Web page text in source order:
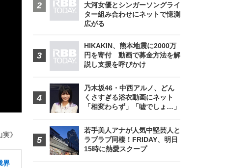
実》
界
大河女優とシンガーソングライ
ター組み合わせにネットで憶測
広がる
HIKAKIN、熊本地震に2000万
円を寄付 動画で募金方法を解
説し支援を呼びかけ
乃木坂46・中西アルノ、どん
くさすぎる浴衣動画にネット
「相変わらず」「嘘でしょ…」
若手美人アナが人気中堅芸人と
ラブラブ同棲！FRIDAY、明日
15時に熱愛スクープ